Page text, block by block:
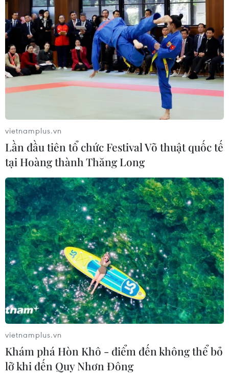
vietnamplus.vn
Lần đầu tiên tổ chức Festival Võ thuật quốc tế
tại Hoàng thành Thăng Long
vietnamplus.vn
Khám phá Hòn Khô - điểm đến không thể bỏ
lỡ khi đến Quy Nhơn Đông